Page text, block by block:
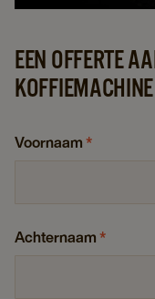
EEN OFFERTE
Voornaam*
Achternaam*